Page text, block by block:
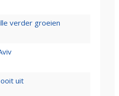
verder groeien
uit